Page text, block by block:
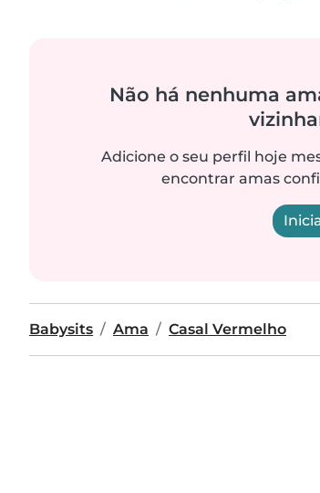
Não há nenhuma
Adicione o seu perfil hoje
encontrar amas
Babysits Ama Casal Vermelho